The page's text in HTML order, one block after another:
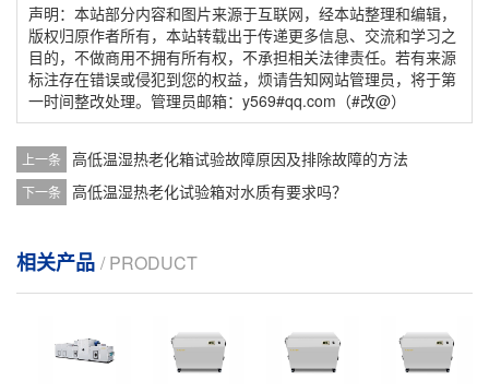
声明：本站部分内容和图片来源于互联网，经本站整理和编辑，
版权归原作者所有，本站转载出于传递更多信息、交流和学习之
目的，不做商用不拥有所有权，不承担相关法律责任。若有来源
标注存在错误或侵犯到您的权益，烦请告知网站管理员，将于第
一时间整改处理。管理员邮箱：y569#qq.com（#改@）
上一条 高低温湿热老化箱试验故障原因及排除故障的方法
下一条 高低温湿热老化试验箱对水质有要求吗？
相关产品 / PRODUCT